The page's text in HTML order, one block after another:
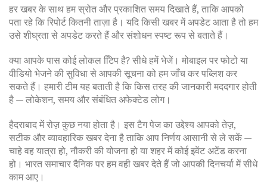
हर खबर के साथ हम स्रोत और प्रकाशित समय दिखाते हैं, ताकि आपको
पता रहे कि रिपोर्ट कितनी ताज़ा है। यदि किसी खबर में अपडेट आता है तो हम
उसे शीघ्रता से अपडेट करते हैं और संशोधन स्पष्ट रूप से बताते हैं।
क्या आपके पास कोई लोकल टििप है? सीधे हमें भेजें। मोबाइल पर फोटो या
वीडियो भेजने की सुविधा से आपकी सूचना को हम जाँच कर पब्लिश कर
सकते हैं। हमारी टीम यह बताती है कि किस तरह की जानकारी मददगार होती
है — लोकेशन, समय और संबंधित अफेक्टेड लोग।
हैदराबाद में रोज़ कुछ नया होता है। इस टैग पेज का उद्देश्य आपको तेज़,
सटीक और व्यावहारिक खबर देना है ताकि आप निर्णय आसानी से ले सकें —
चाहे वह यात्रा हो, नौकरी की योजना हो या शहर में कोई इवेंट अटेंड करना
हो। भारत समाचार दैनिक पर हम वही खबर देते हैं जो आपकी दिनचर्या में सीधे
काम आए।